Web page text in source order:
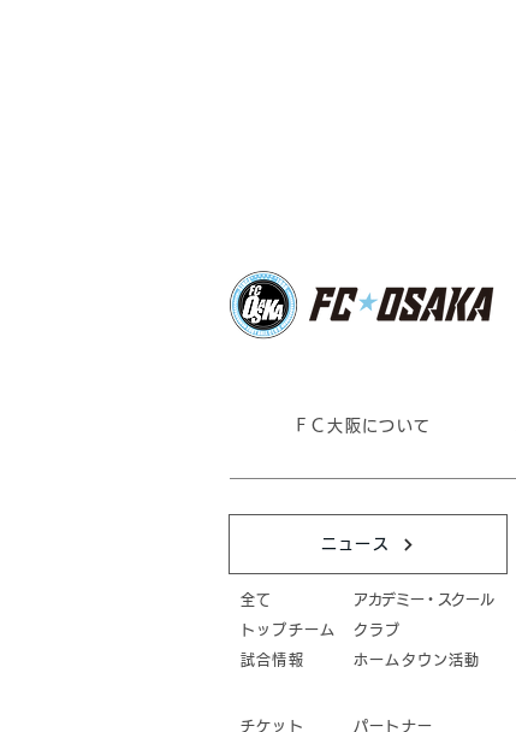
ＦＣ大阪について
ニュース
全て
トップチーム
試合情報
アカデミー・スクール
クラブ
ホームタウン活動
チケット パートナー